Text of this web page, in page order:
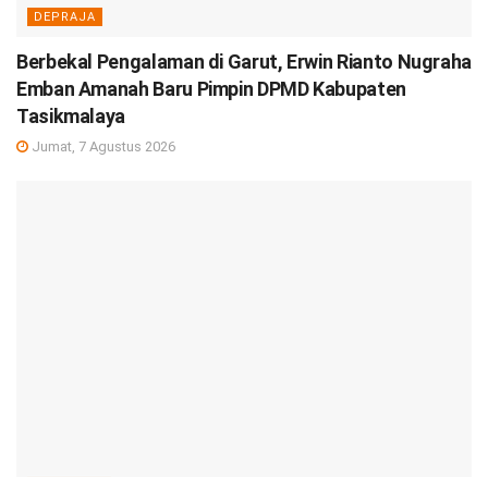
DEPRAJA
Berbekal Pengalaman di Garut, Erwin Rianto Nugraha
Emban Amanah Baru Pimpin DPMD Kabupaten
Tasikmalaya
Jumat, 7 Agustus 2026